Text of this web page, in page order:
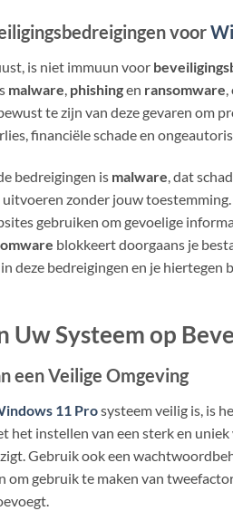
voor
is niet immuun voor
malware, phishingen ransomware
te zijn van deze gevaren om
financiële schade en
bedreigingen is malware , dat
zonder jouw toestemming.
gebruiken om gevoelige
blokkeert doorgaans je
deze bedreigingen en je hiertegen
Uw Systeem op
een Veilige Omgeving
11 Prosysteem veilig is, is
het instellen van een sterk en
Gebruik ook een
om gebruik te maken van